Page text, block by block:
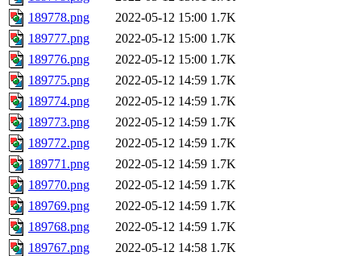
189778.png
2022-05-12 15:00 1.7K
189777.png
2022-05-12 15:00 1.7K
189776.png
2022-05-12 15:00 1.7K
189775.png
2022-05-12 14:59 1.7K
189774.png
2022-05-12 14:59 1.7K
189773.png
2022-05-12 14:59 1.7K
189772.png
2022-05-12 14:59 1.7K
189771.png
2022-05-12 14:59 1.7K
189770.png
2022-05-12 14:59 1.7K
189769.png
2022-05-12 14:59 1.7K
189768.png
2022-05-12 14:59 1.7K
189767.png
2022-05-12 14:58 1.7K